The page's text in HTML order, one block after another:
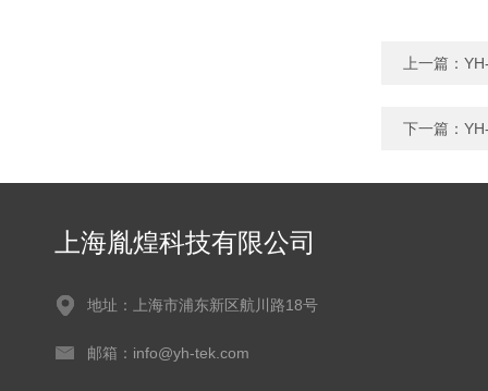
上一篇：
下一篇：
上海胤煌科技有限公司
地址：上海市浦东新区航川路18号
邮箱：info@yh-tek.com